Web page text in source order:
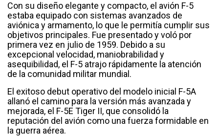
Con su diseño elegante y compacto, el avión F-5
estaba equipado con sistemas avanzados de
aviónica y armamento, lo que le permitía cumplir sus
objetivos principales. Fue presentado y voló por
primera vez en julio de 1959. Debido a su
excepcional velocidad, maniobrabilidad y
asequibilidad, el F-5 atrajo rápidamente la atención
de la comunidad militar mundial.
El exitoso debut operativo del modelo inicial F-5A
allanó el camino para la versión más avanzada y
mejorada, el F-5E Tiger II, que consolidó la
reputación del avión como una fuerza formidable en
la guerra aérea.